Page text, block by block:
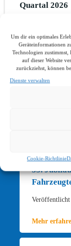
Um dir ein optimales
Geräteinformationen
Technologien
auf dieser Website
zurückziehst, können
Dienste verwalten
Cookie-Richtlinie
Quartal 2026
Bleiben
35.
Veröffentlicht
Mehr